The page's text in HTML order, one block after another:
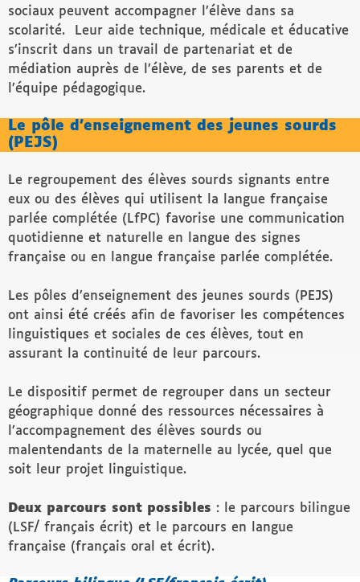
sociaux peuvent accompagner l’élève dans sa
scolarité. Leur aide technique, médicale et éducative
s’inscrit dans un travail de partenariat et de
médiation auprès de l’élève, de ses parents et de
l’équipe pédagogique.
Le pôle d’enseignement des jeunes sourds
(PEJS)
Le regroupement des élèves sourds signants entre
eux ou des élèves qui utilisent la langue française
parlée complétée (LfPC) favorise une communication
quotidienne et naturelle en langue des signes
française ou en langue française parlée complétée.
Les pôles d’enseignement des jeunes sourds (PEJS)
ont ainsi été créés afin de favoriser les compétences
linguistiques et sociales de ces élèves, tout en
assurant la continuité de leur parcours.
Le dispositif permet de regrouper dans un secteur
géographique donné des ressources nécessaires à
l’accompagnement des élèves sourds ou
malentendants de la maternelle au lycée, quel que
soit leur projet linguistique.
Deux parcours sont possibles : le parcours bilingue
(LSF/ français écrit) et le parcours en langue
française (français oral et écrit).